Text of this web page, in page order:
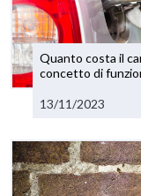
Quanto costa il
concetto di
13/11/2023